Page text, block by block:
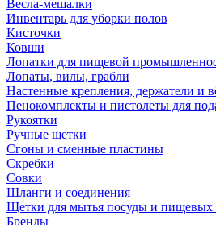
Весла-мешалки
Инвентарь для уборки полов
Кисточки
Ковши
Лопатки для пищевой
Лопаты, вилы, грабли
Настенные крепления, держатели и
Пенокомплекты и пистолеты для
Рукоятки
Ручные щетки
Сгоны и сменные пластины
Скребки
Совки
Шланги и соединения
Щетки для мытья посуды и пищевых
Бренды